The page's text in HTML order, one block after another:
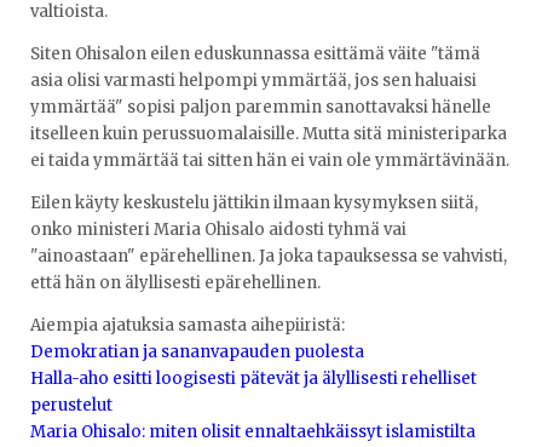
valtioista.
Siten Ohisalon eilen eduskunnassa esittämä väite "tämä
asia olisi varmasti helpompi ymmärtää, jos sen haluaisi
ymmärtää" sopisi paljon paremmin sanottavaksi hänelle
itselleen kuin perussuomalaisille. Mutta sitä ministeriparka
ei taida ymmärtää tai sitten hän ei vain ole ymmärtävinään.
Eilen käyty keskustelu jättikin ilmaan kysymyksen siitä,
onko ministeri Maria Ohisalo aidosti tyhmä vai
"ainoastaan" epärehellinen. Ja joka tapauksessa se vahvisti,
että hän on älyllisesti epärehellinen.
Aiempia ajatuksia samasta aihepiiristä:
Demokratian ja sananvapauden puolesta
Halla-aho esitti loogisesti pätevät ja älyllisesti rehelliset
perustelut
Maria Ohisalo: miten olisit ennaltaehkäissyt islamistilta